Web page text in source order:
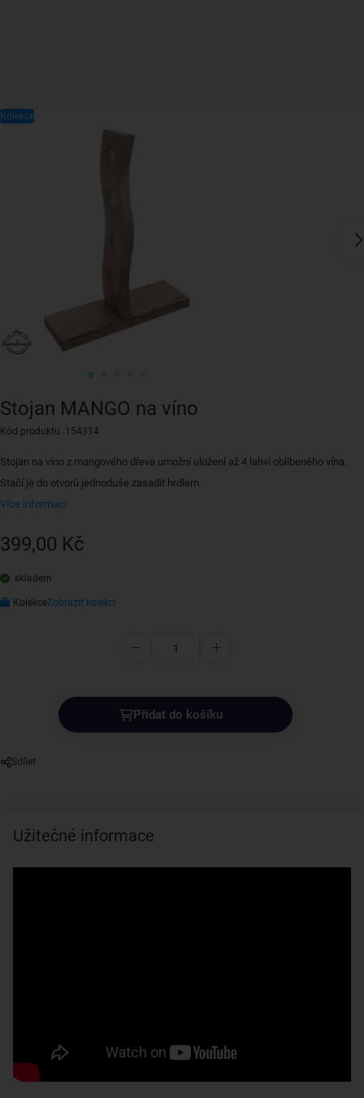
Stojan MANGO na víno
Kód produktu 154314
Stojan na víno z mangového dřeva umožní uložení až 4 lahví oblíbeného vína.
Stačí je do otvorů jednoduše zasadit hrdlem.
Více informací
399,00 Kč
skladem
KolekceZobrazit kolekci
Přidat do košíku
Sdílet
Kolekce
Užitečné informace